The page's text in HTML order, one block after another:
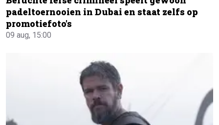
padeltoernooien in Dubai en staat zelfs op
promotiefoto's
09 aug, 15:00